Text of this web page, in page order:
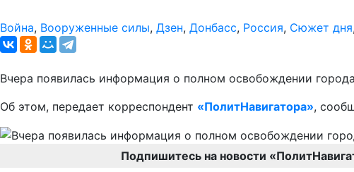
Война, Вооруженные силы, Дзен, Донбасс, Россия, Сюжет дня,
Вчера появилась информация о полном освобождении
Об этом, передает корреспондент «ПолитНавигатора»,
Подпишитесь на новости